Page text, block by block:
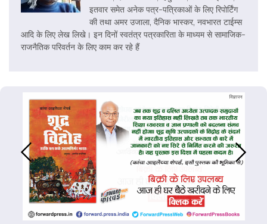
इतवार समेत अनेक पत्र-पत्रिकाओं के लिए रिपोर्टिंग
की तथा अमर उजाला, दैनिक भास्कर, नवभारत टाईम्स
आदि के लिए लेख लिखे। इन दिनों स्वतंत्र पत्रकारिता के माध्यम से सामाजिक-
राजनैतिक परिवर्तन के लिए काम कर रहे हैं